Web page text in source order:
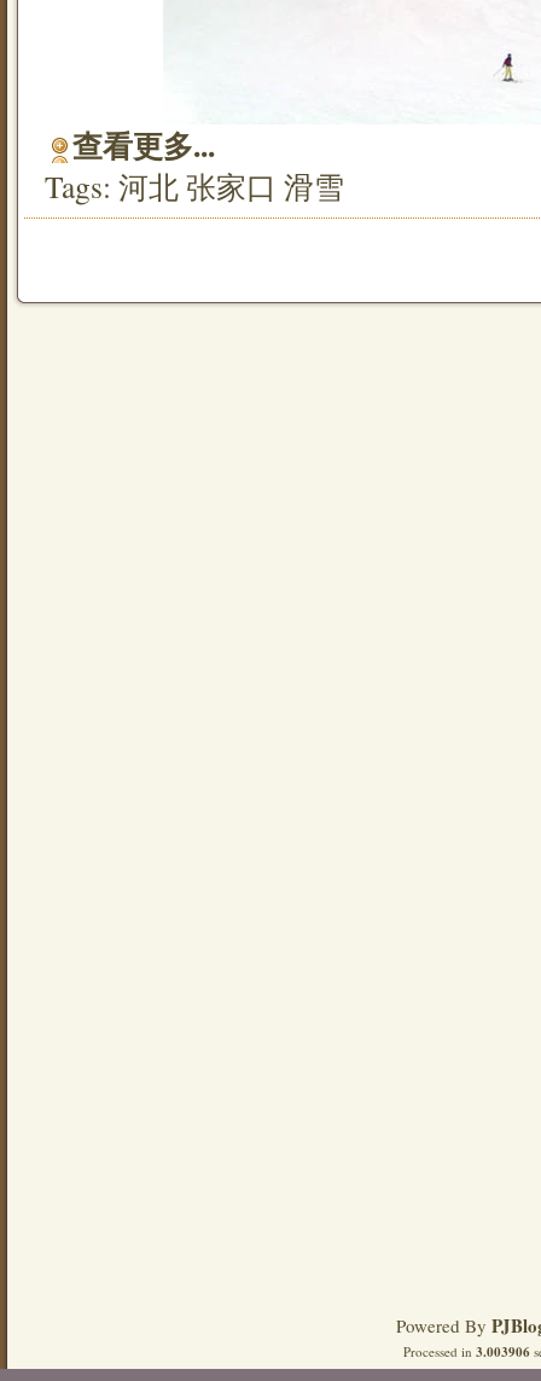
查看更多...
Tags: 河北张家口 滑雪
Powered By
Processed in 3.003906